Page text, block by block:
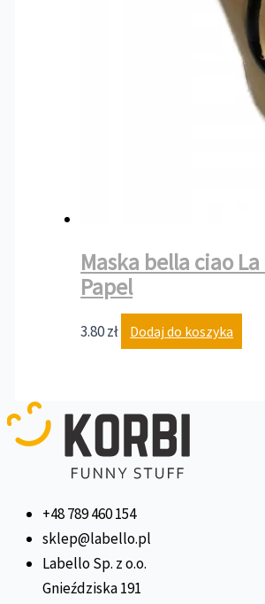
Maska bella ciao La
Papel
3.80zł Dodaj do koszyka
+48 789 460 154
sklep@labello.pl
Labello Sp. z o.o.
Gnieździska 191